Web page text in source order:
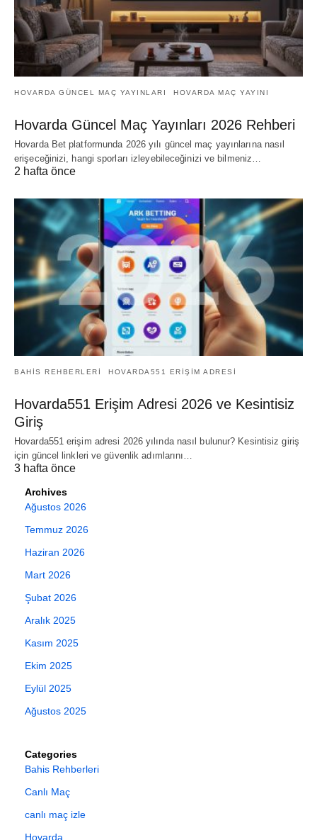
HOVARDA GÜNCEL MAÇ YAYINLARI HOVARDA MAÇ YAYINI
Hovarda Güncel Maç Yayınları 2026 Rehberi
Hovarda Bet platformunda 2026 yılı güncel maç yayınlarına nasıl
erişeceğinizi, hangi sporları izleyebileceğinizi ve bilmeniz…
2 hafta önce
BAHIS REHBERLERI HOVARDA551 ERIŞIM ADRESI
Hovarda551 Erişim Adresi 2026 ve Kesintisiz
Giriş
Hovarda551 erişim adresi 2026 yılında nasıl bulunur? Kesintisiz giriş
için güncel linkleri ve güvenlik adımlarını…
3 hafta önce
Archives
Ağustos 2026
Temmuz 2026
Haziran 2026
Mart 2026
Şubat 2026
Aralık 2025
Kasım 2025
Ekim 2025
Eylül 2025
Ağustos 2025
Categories
Bahis Rehberleri
Canlı Maç
canlı maç izle
Hovarda